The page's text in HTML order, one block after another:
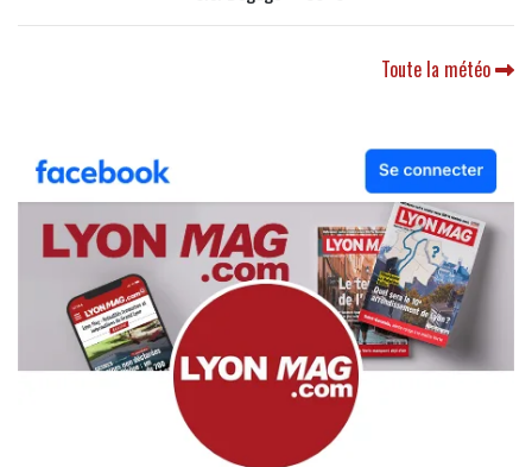
Toute la météo